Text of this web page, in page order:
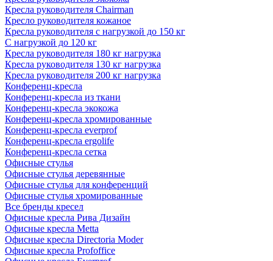
Кресла руководителя Chairman
Кресло руководителя кожаное
Кресла руководителя с нагрузкой до 150 кг
С нагрузкой до 120 кг
Кресла руководителя 180 кг нагрузка
Кресла руководителя 130 кг нагрузка
Кресла руководителя 200 кг нагрузка
Конференц-кресла
Конференц-кресла из ткани
Конференц-кресла экокожа
Конференц-кресла хромированные
Конференц-кресла everprof
Конференц-кресла ergolife
Конференц-кресла сетка
Офисные стулья
Офисные стулья деревянные
Офисные стулья для конференций
Офисные стулья хромированные
Все бренды кресел
Офисные кресла Рива Дизайн
Офисные кресла Metta
Офисные кресла Directoria Moder
Офисные кресла Profoffice